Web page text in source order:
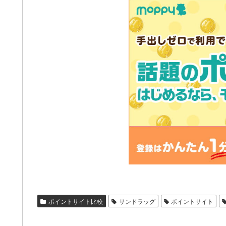
ポイントサイト比較 サンドラッグ ポイントサイト